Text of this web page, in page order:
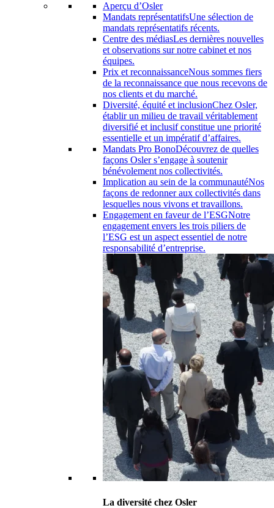
Aperçu d’Osler
Mandats représentatifsUne sélection de
mandats représentatifs récents.
Centre des médiasLes dernières nouvelles
et observations sur notre cabinet et nos
équipes.
Prix ​​et reconnaissanceNous sommes fiers
de la reconnaissance que nous recevons de
nos clients et du marché.
Diversité, équité et inclusionChez Osler,
établir un milieu de travail véritablement
diversifié et inclusif constitue une priorité
essentielle et un impératif d’affaires.
Mandats Pro BonoDécouvrez de quelles
façons Osler s’engage à soutenir
bénévolement nos collectivités.
Implication au sein de la communautéNos
façons de redonner aux collectivités dans
lesquelles nous vivons et travaillons.
Engagement en faveur de l’ESGNotre
engagement envers les trois piliers de
l’ESG est un aspect essentiel de notre
responsabilité d’entreprise.
La diversité chez Osler